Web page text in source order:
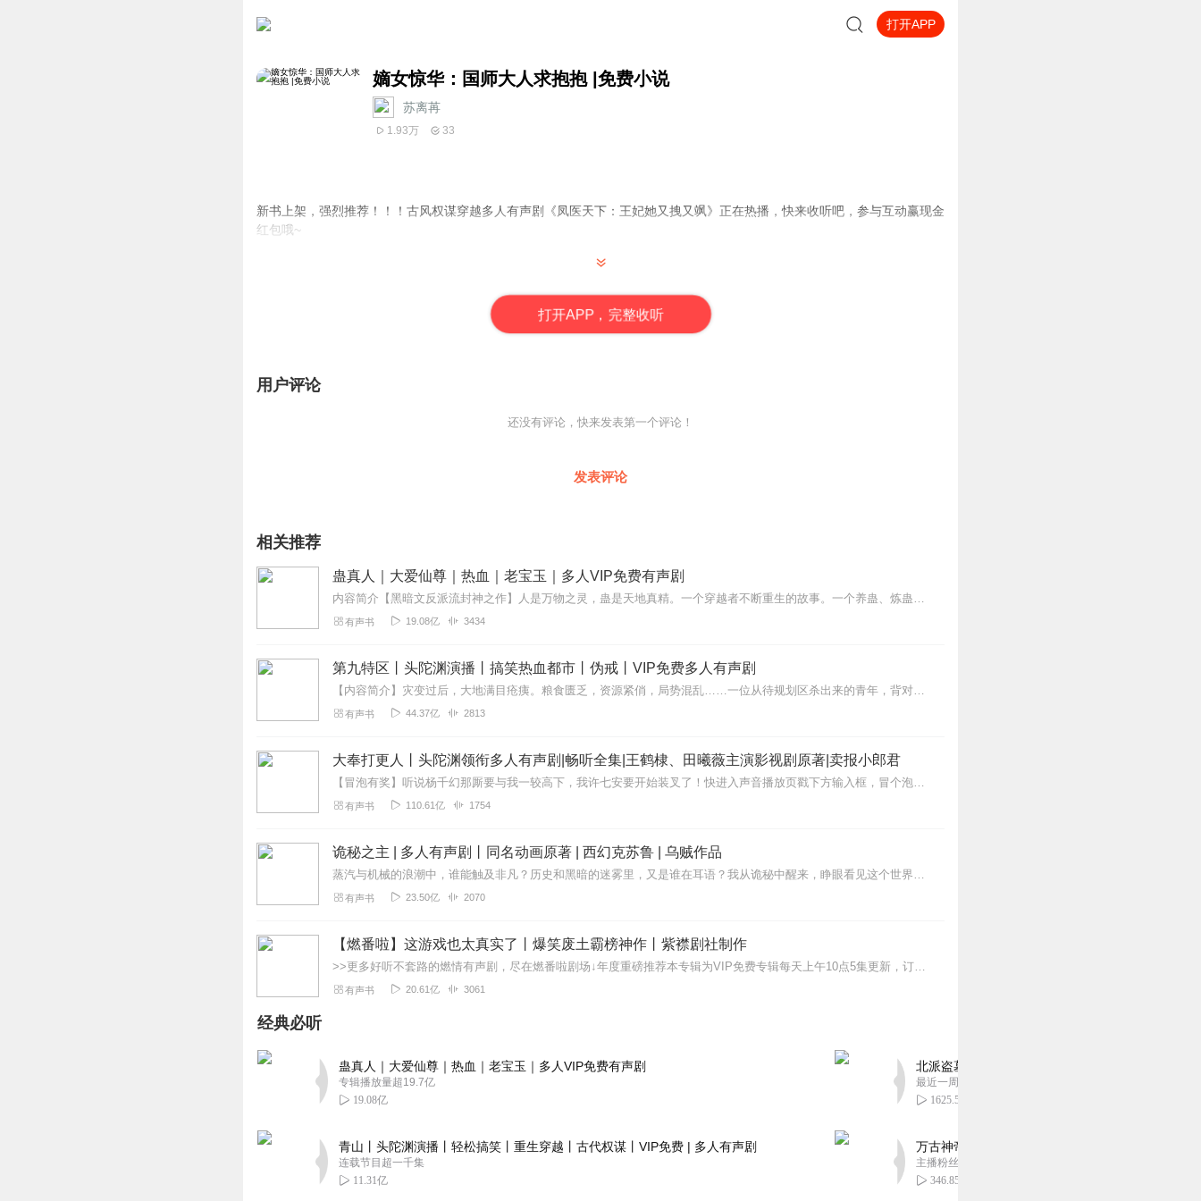
打开APP
嫡女惊华：国师大人求抱抱 |免费小说
苏离苒
1.93万 33
新书上架，强烈推荐！！！古风权谋穿越多人有声剧《凤医天下：王妃她又拽又飒》正在热播，快来收听吧，参与互动赢现金
红包哦~
再次醒来，成为书里最后惨死的恶毒女配。
这恶毒女配的智商实在令人捉急，放着大好的腿腿不抱，偏偏要使劲在男主面前刷存在感。
花棉棉：“？？？”
民间盛传，皇上宠贵妃娘娘宠到骨子里，爱贵妃娘娘爱到尘埃里。
皇上充耳未闻，夜夜留宿花影宫，那双深不可测的眼眸，总是将她紧锁，无处可逃。
花棉棉抵着皇上的胸膛，小心翼翼的说道：“皇上，我很有必要提醒您一句，假戏真做了。”
皇上望着跟前娇俏的人儿，哑着嗓子深情款款道：“棉儿，如此好戏，不做多可惜？”
打开APP，完整收听
用户评论
还没有评论，快来发表第一个评论！
发表评论
相关推荐
蛊真人｜大爱仙尊｜热血｜老宝玉｜多人VIP免费有声剧
内容简介【黑暗文反派流封神之作】人是万物之灵，蛊是天地真精。一个穿越者不断重生的故事。一个养蛊、炼蛊、用蛊的奇特世界。配音组（男角色）老宝玉旁白...
有声书 19.08亿 3434
第九特区丨头陀渊演播丨搞笑热血都市丨伪戒丨VIP免费多人有声剧
【内容简介】灾变过后，大地满目疮痍。粮食匮乏，资源紧俏，局势混乱……一位从待规划区杀出来的青年，背对着漫天黄沙，孤身来到九区谋生，却不曾想偶然结识三五好友，一念...
有声书 44.37亿 2813
大奉打更人丨头陀渊领衔多人有声剧|畅听全集|王鹤棣、田曦薇主演影视剧原著|卖报小郎君
【冒泡有奖】听说杨千幻那厮要与我一较高下，我许七安要开始装叉了！快进入声音播放页戳下方输入框，冒个泡偷偷告诉我，我要用哪些诗词才能胜过他？说得好的，有赏！202...
有声书 110.61亿 1754
诡秘之主 | 多人有声剧丨同名动画原著 | 西幻克苏鲁 | 乌贼作品
蒸汽与机械的浪潮中，谁能触及非凡？历史和黑暗的迷雾里，又是谁在耳语？我从诡秘中醒来，睁眼看见这个世界：枪械，大炮，巨舰，飞空艇，差分机；魔药，占卜，诅咒，倒吊人...
有声书 23.50亿 2070
【燃番啦】这游戏也太真实了丨爆笑废土霸榜神作丨紫襟剧社制作
>>更多好听不套路的燃情有声剧，尽在燃番啦剧场↓年度重磅推荐本专辑为VIP免费专辑每天上午10点5集更新，订阅可以听到最新内容哦！每周抽一个专辑五星优质评论送...
有声书 20.61亿 3061
经典必听
蛊真人｜大爱仙尊｜热血｜老宝玉｜多人VIP免费有声剧
专辑播放量超19.7亿
19.08亿
青山丨头陀渊演播丨轻松搞笑丨重生穿越丨古代权谋丨VIP免费 | 多人有声剧
连载节目超一千集
11.31亿
北派盗墓笔记丨头陀渊出品丨悬疑灵异丨摸金校尉
最近一周更新
1625.50万
万古神帝丨玄幻丨热血丨紫襟团队演播丨多人有声
主播粉丝2836万
346.85万